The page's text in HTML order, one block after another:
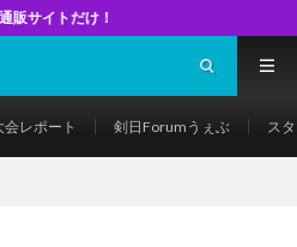
会レポート 剣日Forumうぇぶ ス